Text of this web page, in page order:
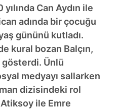
Can Aydın ile
adında bir çocuğu
gününü kutladı.
kural bozan Balçın,
gösterdi. Ünlü
medyayı sallarken
dizisindeki rol
Atiksoy ile Emre